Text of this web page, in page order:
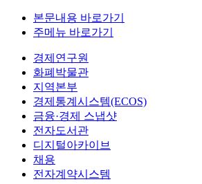
본문내용 바로가기
주메뉴 바로가기
경제연구원
화폐박물관
지역본부
경제통계시스템(ECOS)
금융·경제 스냅샷
전자도서관
디지털아카이브
채용
전자계약시스템